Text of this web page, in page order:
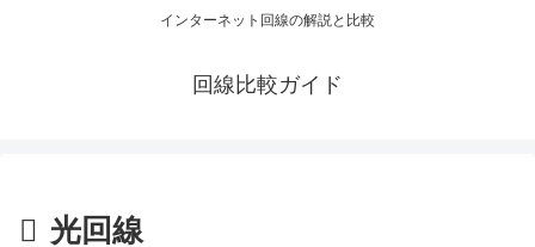
インターネット回線の解説と比較
回線比較ガイド
光回線